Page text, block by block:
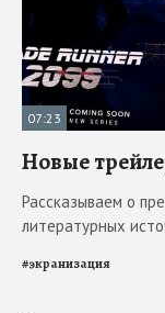
07:23
Новые
Рассказываем о
литературных
#экранизация